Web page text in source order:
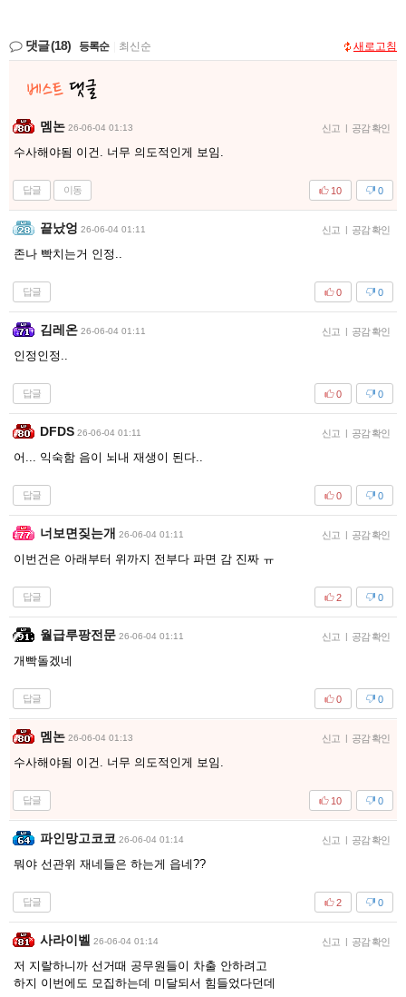
댓글(18) 등록순 최신순 새로고침
멤논 26-06-04 01:13 신고 | 공감 확인
수사해야됨 이건. 너무 의도적인게 보임.
답글 이동 0
10
끝났엉 26-06-04 01:11 신고 | 공감 확인
존나 빡치는거 인정..
답글 0
0
김레온 26-06-04 01:11 신고 | 공감 확인
인정인정..
답글 0
0
DFDS 26-06-04 01:11 신고 | 공감 확인
어... 익숙함 음이 뇌내 재생이 된다..
답글 0
0
너보면짖는개 26-06-04 01:11 신고 | 공감 확인
이번건은 아래부터 위까지 전부다 파면 감 진짜 ㅠ
답글 0
2
월급루팡전문 26-06-04 01:11 신고 | 공감 확인
개빡돌겠네
답글 0
0
멤논 26-06-04 01:13 신고 | 공감 확인
수사해야됨 이건. 너무 의도적인게 보임.
답글 0
10
파인망고코코 26-06-04 01:14 신고 | 공감 확인
뭐야 선관위 재네들은 하는게 읍네??
답글 0
2
사라이벨 26-06-04 01:14 신고 | 공감 확인
저 지랄하니까 선거때 공무원들이 차출 안하려고
하지 이번에도 모집하는데 미달되서 힘들었다던데